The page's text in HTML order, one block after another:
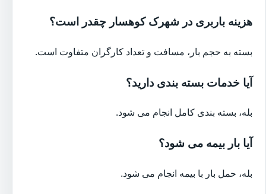
هزینه باربری در شهرک کوهسار چقدر است؟
بسته به حجم بار، مسافت و تعداد کارگران متفاوت است.
آیا خدمات بسته بندی دارید؟
بله، بسته بندی کامل انجام می شود.
آیا بار بیمه می شود؟
بله، حمل بار با بیمه انجام می شود.